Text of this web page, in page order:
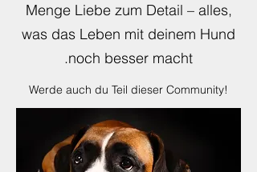
Menge Liebe zum Detail – alles,
was das Leben mit deinem Hund
noch besser macht.
​Werde auch du Teil dieser Community!